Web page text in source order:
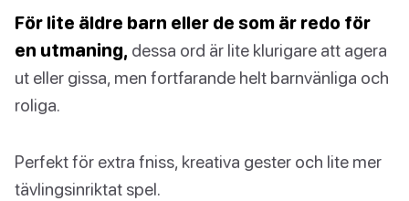
För lite äldre barn eller de som är redo för
en utmaning, dessa ord är lite klurigare att agera
ut eller gissa, men fortfarande helt barnvänliga och
roliga.
Perfekt för extra fniss, kreativa gester och lite mer
tävlingsinriktat spel.